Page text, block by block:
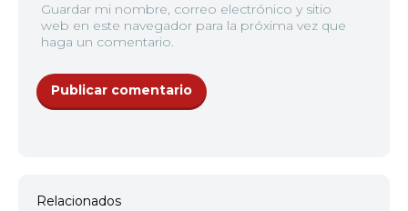
Guardar mi nombre, correo electrónico y sitio
web en este navegador para la próxima vez que
haga un comentario.
Relacionados